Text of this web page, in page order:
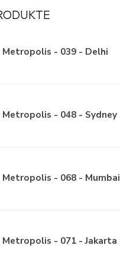
Metropolis - 039 - Delhi
Metropolis - 048 - Sydney
Metropolis - 068 - Mumbai
Metropolis - 071 - Jakarta